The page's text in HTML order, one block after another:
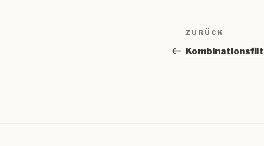
Vorheriger
Beitrag
ZURÜCK